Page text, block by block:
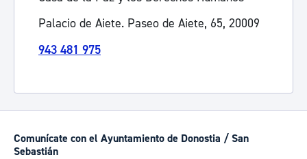
Palacio de Aiete. Paseo de Aiete, 65, 20009
943 481 975
Comunícate con el Ayuntamiento de Donostia / San
Sebastián